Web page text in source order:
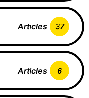
Articles 37
Articles 6